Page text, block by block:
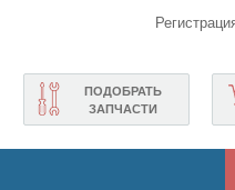
ПОДОБРАТЬ
ЗАПЧАСТИ